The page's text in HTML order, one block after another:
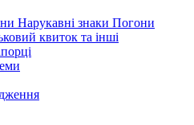
Нарукавні знаки Погони
квиток та інші